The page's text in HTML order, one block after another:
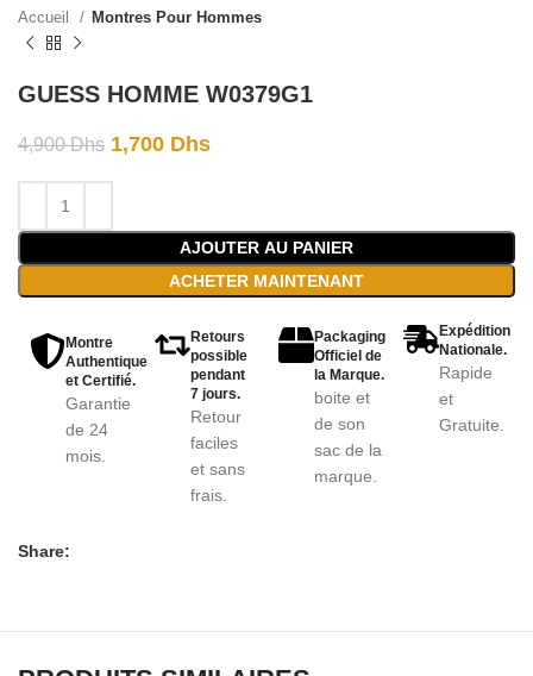
Accueil Montres Pour Hommes
GUESS HOMME W0379G1
4,900Dhs 1,700 Dhs
AJOUTER AU PANIER
ACHETER MAINTENANT
Montre
Authentique
et Certifié.
Garantie
de 24
mois.
Retours
possible
pendant
7 jours.
Retour
faciles
et sans
frais.
Packaging
Officiel de
la Marque.
boite et
de son
sac de la
marque.
Expédition
Nationale.
Rapide
et
Gratuite.
Share: